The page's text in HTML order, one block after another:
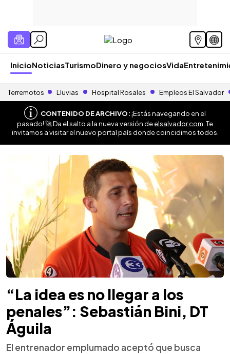
InicioNoticiasTurismoDinero y negociosVida
Terremotos Lluvias Hospital Rosales Empleos El Salvador
CONTENIDO DE ARCHIVO:¡Estás navegando en el
pasado! 🚀 Da el salto a la nueva versión deelsalvador.com . Te
invitamos a visitar el nuevo portal país donde coincidimos todos.
“La idea es no llegar a los
penales”: Sebastián Bini, DT
Águila
El entrenador emplumado aceptó que busca